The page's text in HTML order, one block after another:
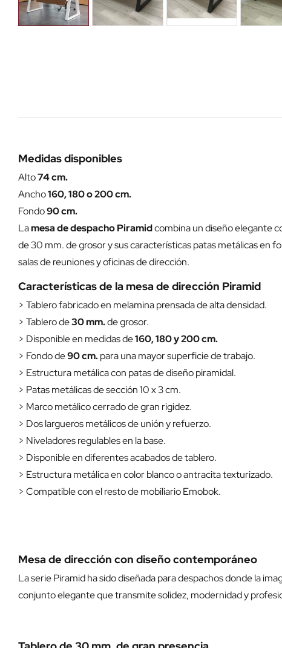
Medidas disponibles
Alto74 cm.
Ancho160, 180 o 200 cm.
Fondo90 cm.
Lamesa de despacho Piramidcombina un diseño elegante
de 30 mm. de grosor y sus características patas metálicas en
salas de reuniones y oficinas de dirección.
Características de la mesa de dirección Piramid
> Tablero fabricado en melamina prensada de alta densidad.
> Tablero de30 mm.de grosor.
> Disponible en medidas de160, 180 y 200 cm.
> Fondo de90 cm.para una mayor superficie de trabajo.
> Estructura metálica con patas de diseño piramidal.
> Patas metálicas de sección 10 x 3 cm.
> Marco metálico cerrado de gran rigidez.
> Dos largueros metálicos de unión y refuerzo.
> Niveladores regulables en la base.
> Disponible en diferentes acabados de tablero.
> Estructura metálica en color blanco o antracita texturizado.
> Compatible con el resto de mobiliario Emobok.
Mesa de dirección con diseño contemporáneo
La serie Piramid ha sido diseñada para despachos donde la
conjunto elegante que transmite solidez, modernidad y